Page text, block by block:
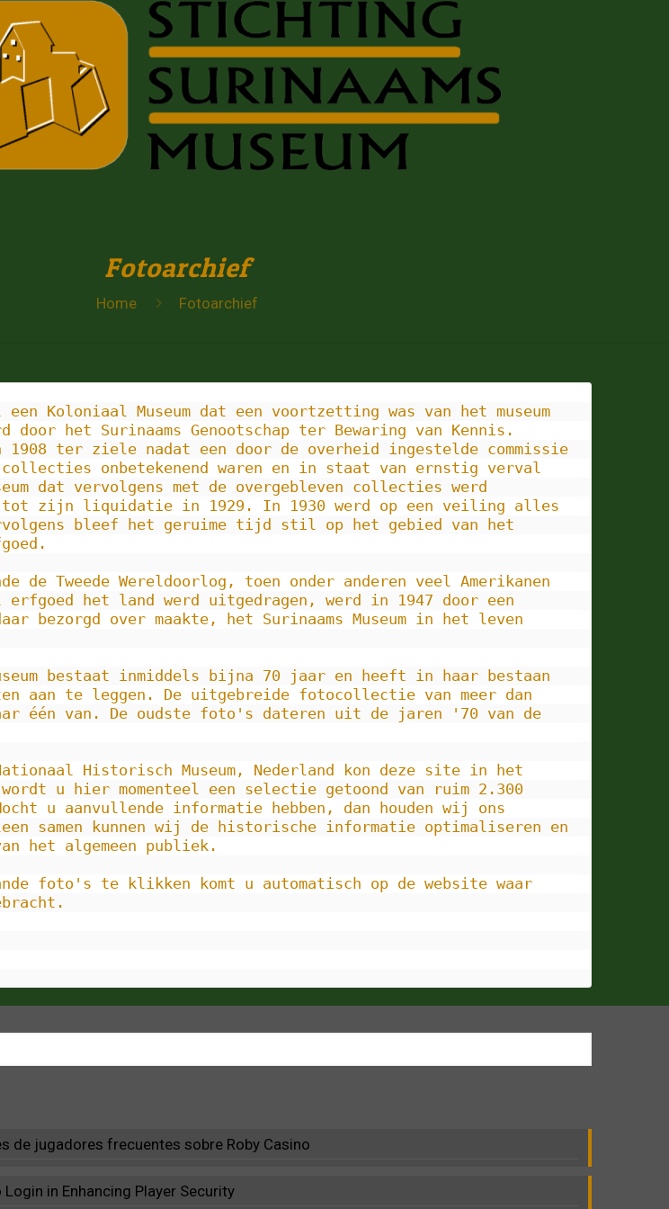
Fotoarchief
Home Fotoarchief
Koloniaal Museum dat een voortzetting was van het museum
door het Surinaams Genootschap ter Bewaring van Kennis.
1908 ter ziele nadat een door de overheid ingestelde commissie
collecties onbetekenend waren en in staat van ernstig verval
dat vervolgens met de overgebleven collecties werd
tot zijn liquidatie in 1929. In 1930 werd op een veiling alles
bleef het geruime tijd stil op het gebied van het
de Tweede Wereldoorlog, toen onder anderen veel Amerikanen
erfgoed het land werd uitgedragen, werd in 1947 door een
bezorgd over maakte, het Surinaams Museum in het leven
bestaat inmiddels bijna 70 jaar en heeft in haar bestaan
aan te leggen. De uitgebreide fotocollectie van meer dan
één van. De oudste foto's dateren uit de jaren '70 van de
Historisch Museum, Nederland kon deze site in het
wordt u hier momenteel een selectie getoond van ruim 2.300
u aanvullende informatie hebben, dan houden wij ons
samen kunnen wij de historische informatie optimaliseren en
het algemeen publiek.
foto's te klikken komt u automatisch op de website waar
de jugadores frecuentes sobre Roby Casino
in Enhancing Player Security